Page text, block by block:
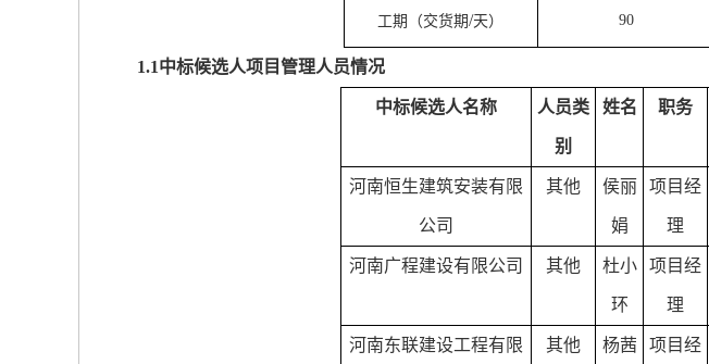
工期（交货期/天） 90
1.1中标候选人项目管理人员情况
中标候选人名称 人员类
别
姓名 职务
河南恒生建筑安装有限
公司
其他 侯丽
娟
项目经
理
河南广程建设有限公司 其他 杜小
环
项目经
理
河南东联建设工程有限 其他 杨茜 项目经